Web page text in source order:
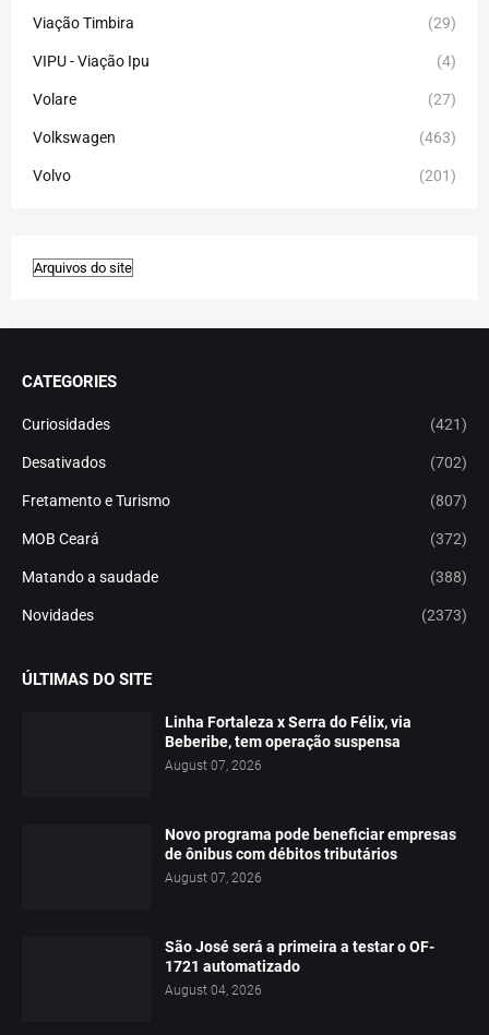
Viação Timbira (29)
VIPU - Viação Ipu (4)
Volare (27)
Volkswagen (463)
Volvo (201)
CATEGORIES
Curiosidades (421)
Desativados (702)
Fretamento e Turismo (807)
MOB Ceará (372)
Matando a saudade (388)
Novidades (2373)
ÚLTIMAS DO SITE
Linha Fortaleza x Serra do Félix, via
Beberibe, tem operação suspensa
August 07, 2026
Novo programa pode beneficiar empresas
de ônibus com débitos tributários
August 07, 2026
São José será a primeira a testar o OF-
1721 automatizado
August 04, 2026